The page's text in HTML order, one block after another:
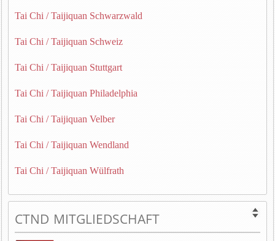
Tai Chi / Taijiquan Schwarzwald
Tai Chi / Taijiquan Schweiz
Tai Chi / Taijiquan Stuttgart
Tai Chi / Taijiquan Philadelphia
Tai Chi / Taijiquan Velber
Tai Chi / Taijiquan Wendland
Tai Chi / Taijiquan Wülfrath
CTND MITGLIEDSCHAFT